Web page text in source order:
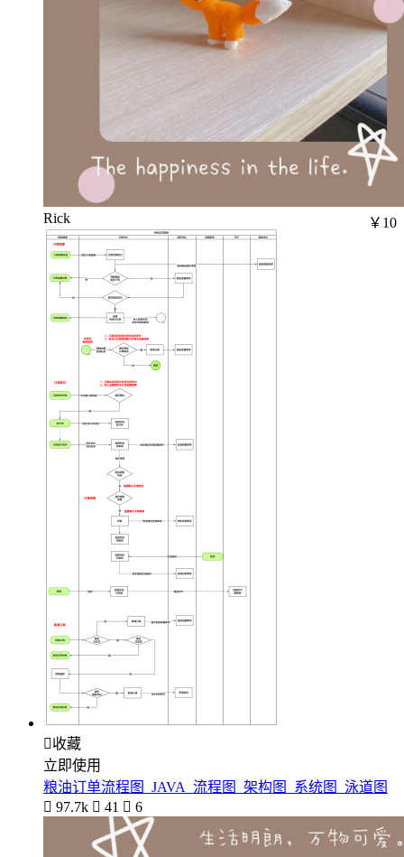
Rick ￥10
收藏
立即使用
粮油订单流程图_JAVA_流程图_架构图_系统图_泳道图
 97.7k  41  6